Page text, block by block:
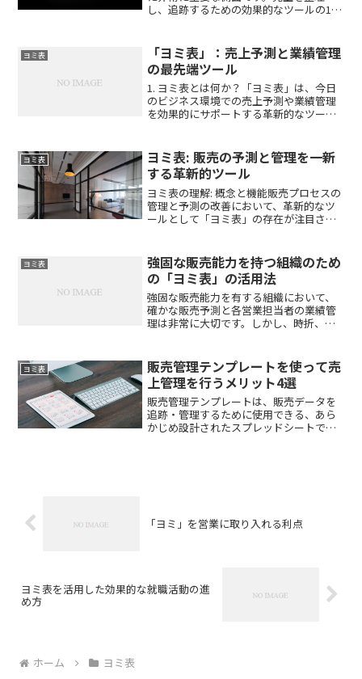
し、追跡するための効果的なツールの1つ
で、データの整理、計算、分析に使用す
ることができます。ここで...
ヨミ表
「ヨミ表」：売上予測と業績管理
の最先端ツール
1. ヨミ表とは何か？「ヨミ表」は、今日
のビジネス環境での売上予測や業績管理
を効果的にサポートする革新的なツール
るために考案されました。ヨミ表の最も
簡単な形式はExce...
ヨミ表
ヨミ表: 販売の予測と管理を一新
する革新的ツール
ヨミ表の理解: 概念と機能販売プロセスの
管理と予測の改善において、革新的なツ
ールとして「ヨミ表」の存在が注目され
そして成功の可能性という観点から分類
することで、ヨミ表は...
ヨミ表
強固な販売能力を持つ組織のため
の「ヨミ表」の活用法
強固な販売能力を有する組織において、
確かな販売予測と各営業担当者の業績管
理は非常に大切です。しかし、時折、そ
うな課題を解決するための非常に有用な
ツールとして位置づけられ...
ヨミ表
販売管理テンプレートを使って売
上管理を行うメリット4選
販売管理テンプレートは、販売データを
追跡・管理するために使用できる、あら
かじめ設計されたスプレッドシートで
「ヨミ」を営業に取り入れる利点
ヨミ表を活用した効果的な就職活動の進
め方
ホーム ヨミ表